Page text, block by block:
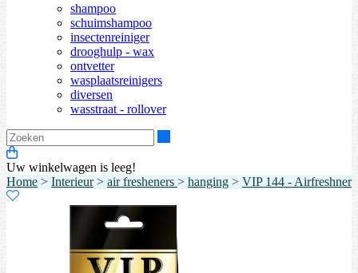
shampoo
schuimshampoo
insectenreiniger
drooghulp - wax
ontvetter
wasplaatsreinigers
diversen
wasstraat - rollover
Uw winkelwagen is leeg!
Home > Interieur> air fresheners > hanging > VIP 144 - Airfreshner